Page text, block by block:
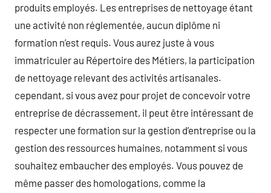
produits employés. Les entreprises de nettoyage étant
une activité non réglementée, aucun diplôme ni
formation n’est requis. Vous aurez juste à vous
immatriculer au Répertoire des Métiers, la participation
de nettoyage relevant des activités artisanales.
cependant, si vous avez pour projet de concevoir votre
entreprise de décrassement, il peut être intéressant de
respecter une formation sur la gestion d’entreprise ou la
gestion des ressources humaines, notamment si vous
souhaitez embaucher des employés. Vous pouvez de
même passer des homologations, comme la